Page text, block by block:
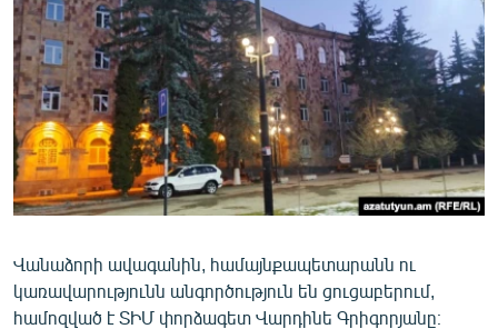
ՄՇԱԿՈՒՅԹ
ՍՊՈՐՏ
ՄԵԿՆԱԲԱՆՈՒԹՅՈՒՆ
ՏՏ ԵՒ ԻՆՏԵՐՆԵՏ
ԿՈՐՈՆԱՎԻՐՈՒՍ
ՏԵՍԱՆՅՈՒԹԵՐ
ԲԱՆԱՎԵՃ
Վանաձորի ավագանին, համայնքապետարանն ու
կառավարությունն անգործություն են ցուցաբերում,
համոզված է ՏԻՄ փորձագետ Վարդինե Գրիգորյանը։